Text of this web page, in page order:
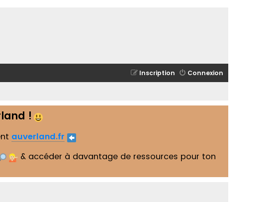
Connexion
Inscription
!
auverland.fr
& accéder à davantage de ressources pour ton